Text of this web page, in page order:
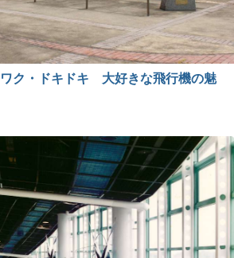
ク・ドキドキ 大好きな飛行機の魅